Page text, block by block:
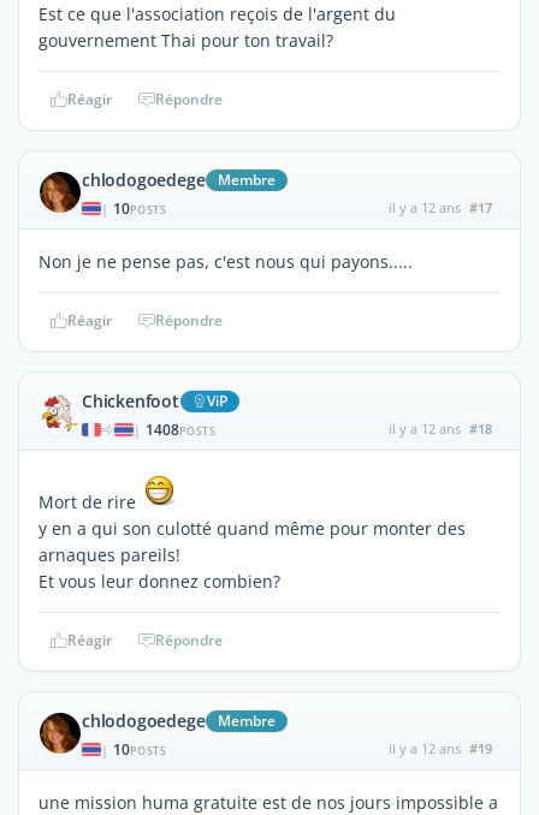
Est ce que l'association reçois de l'argent du
gouvernement Thai pour ton travail?
Réagir Répondre
chlodogoedege Membre
| 10POSTS il y a 12 ans #17
Non je ne pense pas, c'est nous qui payons.....
Réagir Répondre
Chickenfoot ViP
| 1408POSTS il y a 12 ans #18
Mort de rire
y en a qui son culotté quand même pour monter des
arnaques pareils!
Et vous leur donnez combien?
Réagir Répondre
chlodogoedege Membre
| 10POSTS il y a 12 ans #19
une mission huma gratuite est de nos jours impossible a